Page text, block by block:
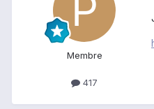
Membre
417